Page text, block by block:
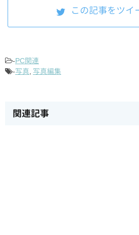
この記事をツイ
-PC関連
-写真 写真編集
関連記事